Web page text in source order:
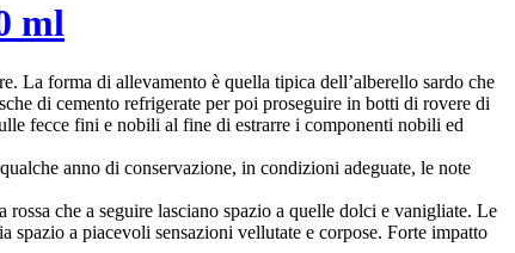
ml
La forma di allevamento è quella tipica dell’alberello sardo che
di cemento refrigerate per poi proseguire in botti di rovere di
fecce fini e nobili al fine di estrarre i componenti nobili ed
anno di conservazione, in condizioni adeguate, le note
che a seguire lasciano spazio a quelle dolci e vanigliate. Le
spazio a piacevoli sensazioni vellutate e corpose. Forte impatto